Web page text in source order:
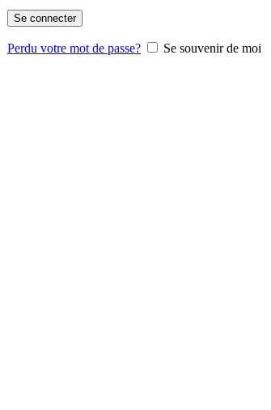
Se connecter
Perdu votre mot de passe? Se souvenir de moi